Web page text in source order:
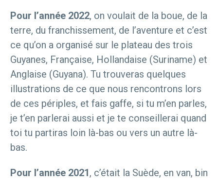
Pour l’année 2022, on voulait de la boue, de la
terre, du franchissement, de l’aventure et c’est
ce qu’on a organisé sur le plateau des trois
Guyanes, Française, Hollandaise (Suriname) et
Anglaise (Guyana). Tu trouveras quelques
illustrations de ce que nous rencontrons lors
de ces périples, et fais gaffe, si tu m’en parles,
je t’en parlerai aussi et je te conseillerai quand
toi tu partiras loin là-bas ou vers un autre là-
bas.
Pour l’année 2021, c’était la Suède, en van, bin